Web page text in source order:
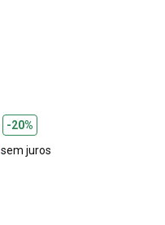
-20%
sem juros